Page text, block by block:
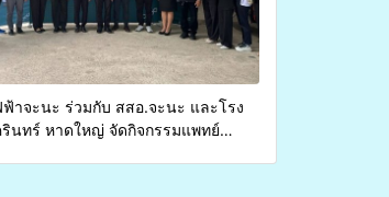
ฟ้าจะนะ ร่วมกับ สสอ.จะนะ และโรง
นทร์ หาดใหญ่ จัดกิจกรรมแพทย์